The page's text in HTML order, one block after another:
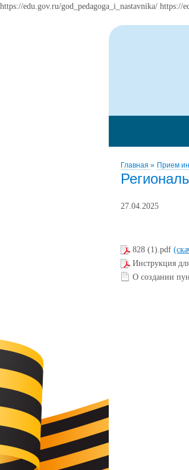
https://edu.gov.ru/god_pedagoga_i_nastavnika/ https://
Главная » Прием
27.04.2025
828 (1).pdf
Инструкция
О создании